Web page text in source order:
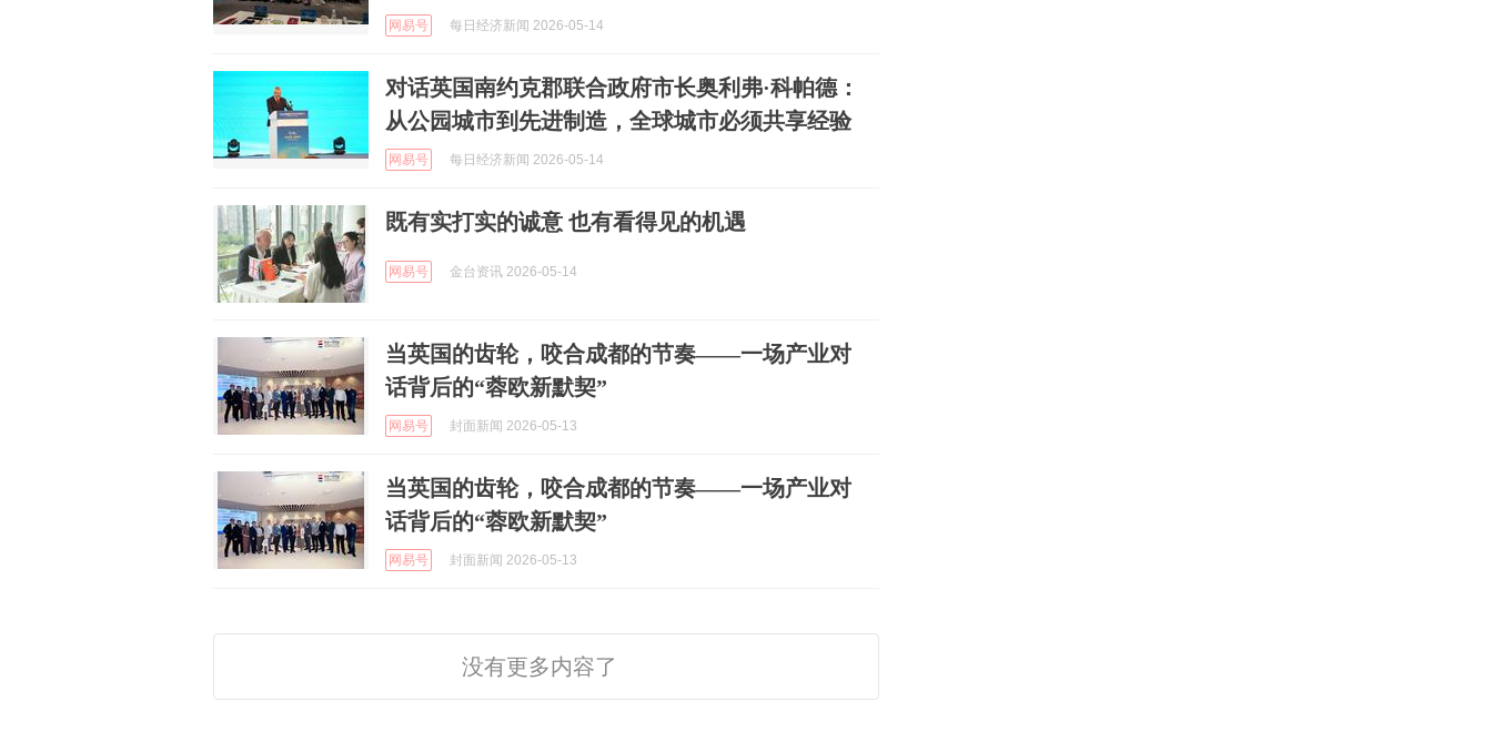
网易号 每日经济新闻 2026-05-14
对话英国南约克郡联合政府市长奥利弗·科帕德：
从公园城市到先进制造，全球城市必须共享经验
网易号 每日经济新闻 2026-05-14
既有实打实的诚意 也有看得见的机遇
网易号 金台资讯 2026-05-14
当英国的齿轮，咬合成都的节奏——一场产业对
话背后的“蓉欧新默契”
网易号 封面新闻 2026-05-13
当英国的齿轮，咬合成都的节奏——一场产业对
话背后的“蓉欧新默契”
网易号 封面新闻 2026-05-13
没有更多内容了